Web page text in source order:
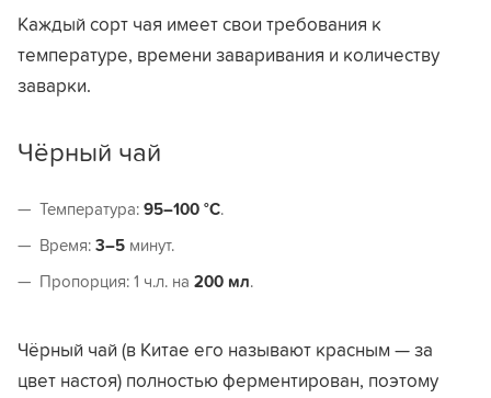
Каждый сорт чая имеет свои требования к
температуре, времени заваривания и количеству
заварки.
Чёрный чай
Температура: 95–100 °C.
Время: 3–5 минут.
Пропорция: 1 ч.л. на 200 мл.
Чёрный чай (в Китае его называют красным — за
цвет настоя) полностью ферментирован, поэтому